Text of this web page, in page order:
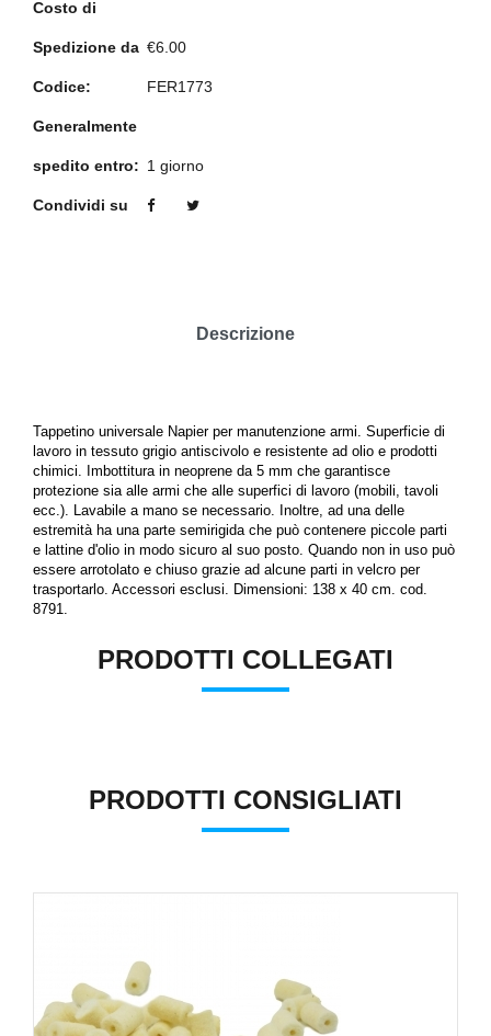
Costo di
Spedizione da €6.00
Codice: FER1773
Generalmente
spedito entro: 1 giorno
Condividi su
Descrizione
Tappetino universale Napier per manutenzione armi. Superficie di
lavoro in tessuto grigio antiscivolo e resistente ad olio e prodotti
chimici. Imbottitura in neoprene da 5 mm che garantisce
protezione sia alle armi che alle superfici di lavoro (mobili, tavoli
ecc.). Lavabile a mano se necessario. Inoltre, ad una delle
estremità ha una parte semirigida che può contenere piccole parti
e lattine d'olio in modo sicuro al suo posto. Quando non in uso può
essere arrotolato e chiuso grazie ad alcune parti in velcro per
trasportarlo. Accessori esclusi. Dimensioni: 138 x 40 cm. cod.
8791.
PRODOTTI COLLEGATI
PRODOTTI CONSIGLIATI